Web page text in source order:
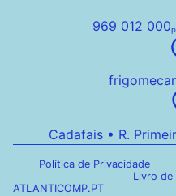
969 012 000
Cadafais • R.
Política de Privacidade
Livro de
ATLANTICOMP.PT